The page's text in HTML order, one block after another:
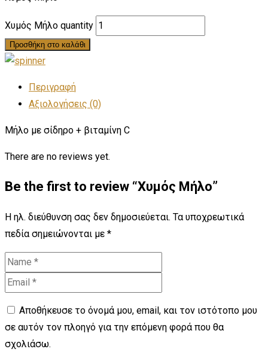
Χυμός Μήλο quantity
Προσθήκη στο καλάθι
Περιγραφή
Αξιολογήσεις (0)
Μήλο με σίδηρο + βιταμίνη C
There are no reviews yet.
Be the first to review “Χυμός Μήλο”
Η ηλ. διεύθυνση σας δεν δημοσιεύεται. Τα υποχρεωτικά
πεδία σημειώνονται με *
Αποθήκευσε το όνομά μου, email, και τον ιστότοπο μου
σε αυτόν τον πλοηγό για την επόμενη φορά που θα
σχολιάσω.